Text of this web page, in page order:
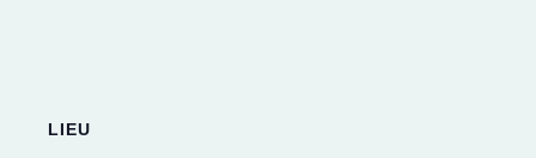
LIEU